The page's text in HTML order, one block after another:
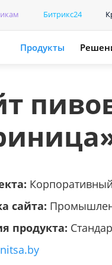
Битрикс24
Продукты
сайта:
продукта: